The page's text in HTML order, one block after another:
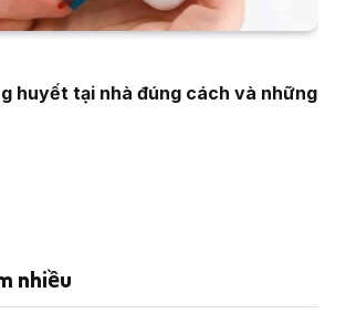
huyết tại nhà đúng cách và những
nhiều